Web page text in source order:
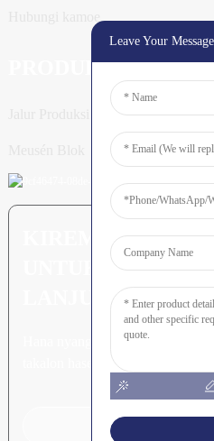
PRODUK
Jalur Produksi Tiang
KIREM
UNTUK
Hana nyang leubeh jroh nibak
takalon hasee akhe.
Klik Keu
Leave Your Message